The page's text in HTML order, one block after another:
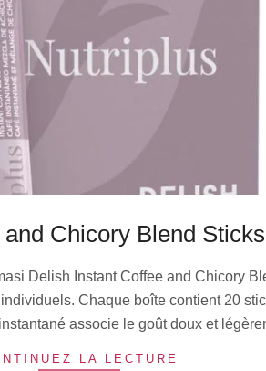
Chicory Blend
Delish Instant Coffee and Chicory
Chaque boîte contient 20
associe le goût doux et
LA LECTURE